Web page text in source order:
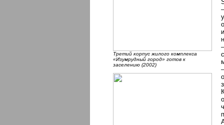
Третий корпус жилого комплекса
«Изумрудный город» готов к
заселению (2002)